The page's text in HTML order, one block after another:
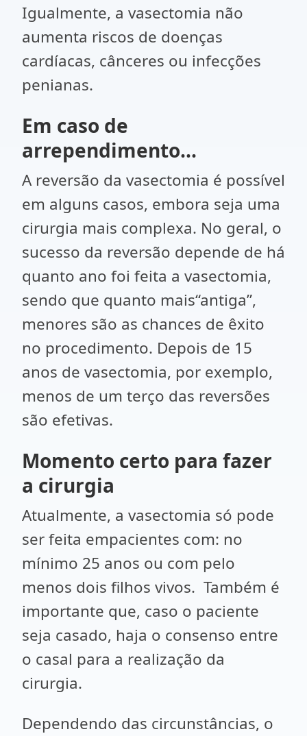
Igualmente, a vasectomia não
aumenta riscos de doenças
cardíacas, cânceres ou infecções
penianas.
Em caso de
arrependimento...
A reversão da vasectomia é possível
em alguns casos, embora seja uma
cirurgia mais complexa. No geral, o
sucesso da reversão depende de há
quanto ano foi feita a vasectomia,
sendo que quanto mais“antiga”,
menores são as chances de êxito
no procedimento. Depois de 15
anos de vasectomia, por exemplo,
menos de um terço das reversões
são efetivas.
Momento certo para fazer
a cirurgia
Atualmente, a vasectomia só pode
ser feita empacientes com: no
mínimo 25 anos ou com pelo
menos dois filhos vivos. Também é
importante que, caso o paciente
seja casado, haja o consenso entre
o casal para a realização da
cirurgia.
Dependendo das circunstâncias, o